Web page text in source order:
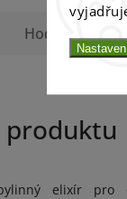
Hodnocení
produktu
elixír pro